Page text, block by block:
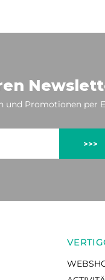
und Promotionen per
>>>